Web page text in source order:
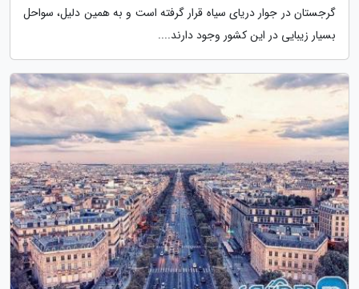
گرجستان در جوار دریای سیاه قرار گرفته است و به همین دلیل، سواحل
بسیار زیبایی در این کشور وجود دارند....